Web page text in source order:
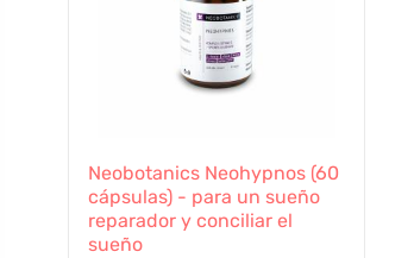
Neobotanics Neohypnos (60
cápsulas) - para un sueño
reparador y conciliar el
sueño